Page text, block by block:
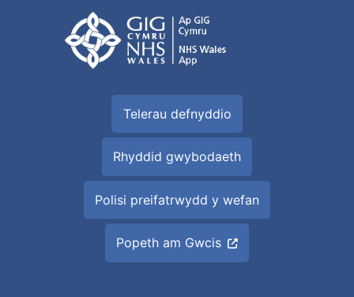
Telerau defnyddio
Rhyddid gwybodaeth
Polisi preifatrwydd y wefan
Popeth am Gwcis